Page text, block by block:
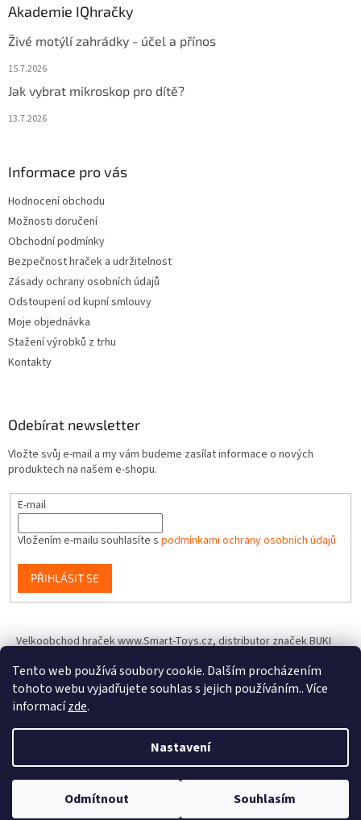
Tento web používá soubory cookie. Dalším procházením
tohoto webu vyjadřujete souhlas s jejich používáním.. Více
informacízde.
Nastavení
Odmítnout Souhlasím
Akademie IQhračky
Živé motýlí zahrádky - účel a přínos
15.7.2026
Jak vybrat mikroskop pro dítě?
13.7.2026
Informace pro vás
Hodnocení obchodu
Možnosti doručení
Obchodní podmínky
Bezpečnost hraček a udržitelnost
Zásady ochrany osobních údajů
Odstoupení od kupní smlouvy
Moje objednávka
Stažení výrobků z trhu
Kontakty
Odebírat newsletter
Vložte svůj e-mail a my vám budeme zasílat informace o nových
produktech na našem e-shopu.
E-mail
Vložením e-mailu souhlasíte s podmínkami ochrany osobních údajů
PŘIHLÁSIT SE
Velkoobchod hraček www.Smart-Toys.cz, distributor značek BUKI
Copyright 2026IQhracky.cz. Všechna práva vyhrazena.Upravit